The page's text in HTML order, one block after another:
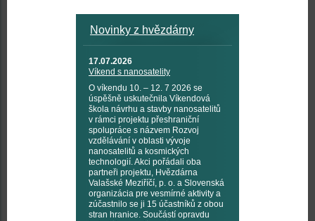
Novinky z hvězdárny
17.07.2026
Víkend s nanosatelity
O víkendu 10. – 12. 7 2026 se
úspěšně uskutečnila Víkendová
škola návrhu a stavby nanosatelitů
v rámci projektu přeshraniční
spolupráce s názvem Rozvoj
vzdělávání v oblasti vývoje
nanosatelitů a kosmických
technologií. Akci pořádali oba
partneři projektu, Hvězdárna
Valašské Meziříčí, p. o. a Slovenská
organizácia pre vesmírné aktivity a
zúčastnilo se ji 15 účastníků z obou
stran hranice. Součástí opravdu